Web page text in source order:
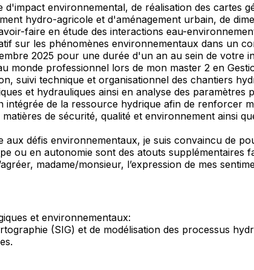
environnemental, de réalisation des cartes
hydro-agricole et d'aménagement urbain, de
faire en étude des interactions eau-
sur les phénomènes environnementaux dans un
2025 pour une durée d'un an au sein de votre
monde professionnel lors de mon master 2 en
suivi technique et organisationnel des chantiers
et hydrauliques ainsi en analyse des
intégrée de la ressource hydrique afin de renforcer
de sécurité, qualité et environnement ainsi
aux défis environnementaux, je suis convaincu de
ou en autonomie sont des atouts supplémentaires
madame/monsieur, l’expression de mes
et environnementaux:
(SIG) et de modélisation des processus